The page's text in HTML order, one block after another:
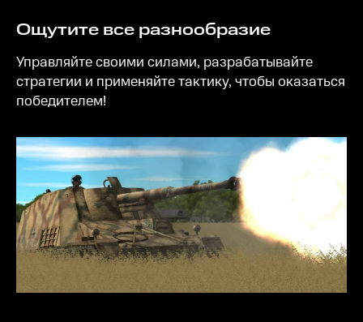
Ощутите все разнообразие
Управляйте своими силами, разрабатывайте
стратегии и применяйте тактику, чтобы оказаться
победителем!